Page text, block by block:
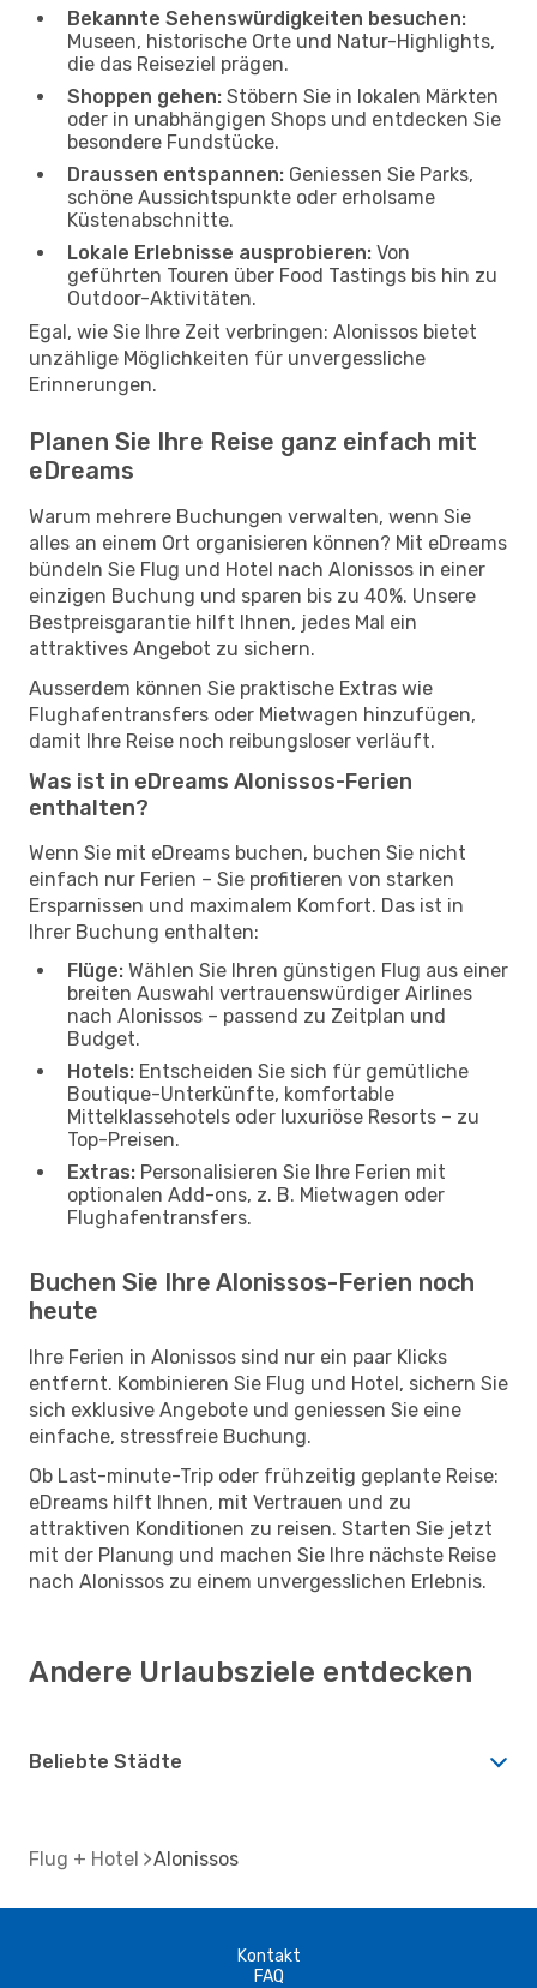
Bekannte Sehenswürdigkeiten besuchen:
Museen, historische Orte und Natur-Highlights,
die das Reiseziel prägen.
Shoppen gehen: Stöbern Sie in lokalen Märkten
oder in unabhängigen Shops und entdecken Sie
besondere Fundstücke.
Draussen entspannen: Geniessen Sie Parks,
schöne Aussichtspunkte oder erholsame
Küstenabschnitte.
Lokale Erlebnisse ausprobieren: Von
geführten Touren über Food Tastings bis hin zu
Outdoor-Aktivitäten.
Egal, wie Sie Ihre Zeit verbringen: Alonissos bietet
unzählige Möglichkeiten für unvergessliche
Erinnerungen.
Planen Sie Ihre Reise ganz einfach mit
eDreams
Warum mehrere Buchungen verwalten, wenn Sie
alles an einem Ort organisieren können? Mit eDreams
bündeln Sie Flug und Hotel nach Alonissos in einer
einzigen Buchung und sparen bis zu 40%. Unsere
Bestpreisgarantie hilft Ihnen, jedes Mal ein
attraktives Angebot zu sichern.
Ausserdem können Sie praktische Extras wie
Flughafentransfers oder Mietwagen hinzufügen,
damit Ihre Reise noch reibungsloser verläuft.
Was ist in eDreams Alonissos-Ferien
enthalten?
Wenn Sie mit eDreams buchen, buchen Sie nicht
einfach nur Ferien – Sie profitieren von starken
Ersparnissen und maximalem Komfort. Das ist in
Ihrer Buchung enthalten:
Flüge: Wählen Sie Ihren günstigen Flug aus einer
breiten Auswahl vertrauenswürdiger Airlines
nach Alonissos – passend zu Zeitplan und
Budget.
Hotels: Entscheiden Sie sich für gemütliche
Boutique-Unterkünfte, komfortable
Mittelklassehotels oder luxuriöse Resorts – zu
Top-Preisen.
Extras: Personalisieren Sie Ihre Ferien mit
optionalen Add-ons, z. B. Mietwagen oder
Flughafentransfers.
Buchen Sie Ihre Alonissos-Ferien noch
heute
Ihre Ferien in Alonissos sind nur ein paar Klicks
entfernt. Kombinieren Sie Flug und Hotel, sichern Sie
sich exklusive Angebote und geniessen Sie eine
einfache, stressfreie Buchung.
Ob Last-minute-Trip oder frühzeitig geplante Reise:
eDreams hilft Ihnen, mit Vertrauen und zu
attraktiven Konditionen zu reisen. Starten Sie jetzt
mit der Planung und machen Sie Ihre nächste Reise
nach Alonissos zu einem unvergesslichen Erlebnis.
Andere Urlaubsziele entdecken
Beliebte Städte
Flug + Hotel Alonissos
Kontakt
FAQ